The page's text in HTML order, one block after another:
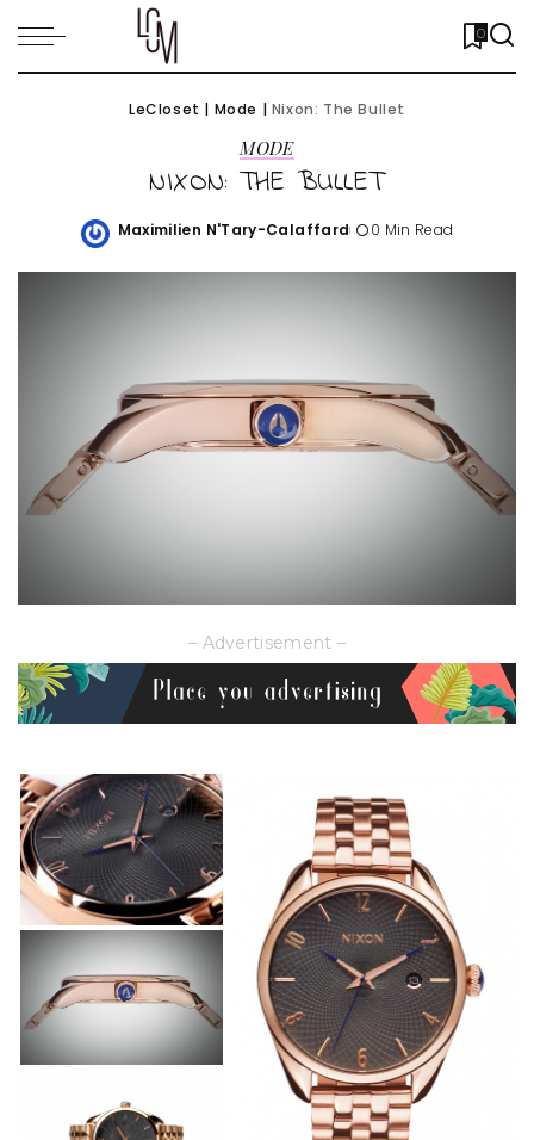
0
LeCloset | Mode | Nixon: The Bullet
MODE
NIXON: THE BULLET
Posted
Maximilien N'Tary-Calaffard 0 Min Read
– Advertisement –